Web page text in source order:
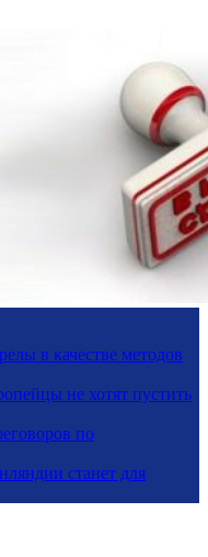
в качестве методов
не хотят пустить
по
станет для